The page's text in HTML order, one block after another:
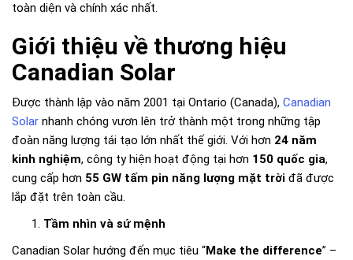
toàn diện và chính xác nhất.
Giới thiệu về thương hiệu
Canadian Solar
Được thành lập vào năm 2001 tại Ontario (Canada), Canadian
Solar nhanh chóng vươn lên trở thành một trong những tập
đoàn năng lượng tái tạo lớn nhất thế giới. Với hơn 24 năm
kinh nghiệm, công ty hiện hoạt động tại hơn 150 quốc gia,
cung cấp hơn 55 GW tấm pin năng lượng mặt trời đã được
lắp đặt trên toàn cầu.
Tầm nhìn và sứ mệnh
Canadian Solar hướng đến mục tiêu “Make the difference” –